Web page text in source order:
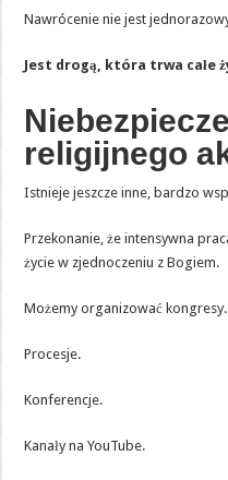
Nawrócenie nie jest
Jest drogą, która trwa całe
religijnego
Istnieje jeszcze inne, bardzo
Przekonanie, że intensywna
życie w zjednoczeniu z Bogiem.
Możemy organizować kongresy.
Procesje.
Konferencje.
Kanały na YouTube.